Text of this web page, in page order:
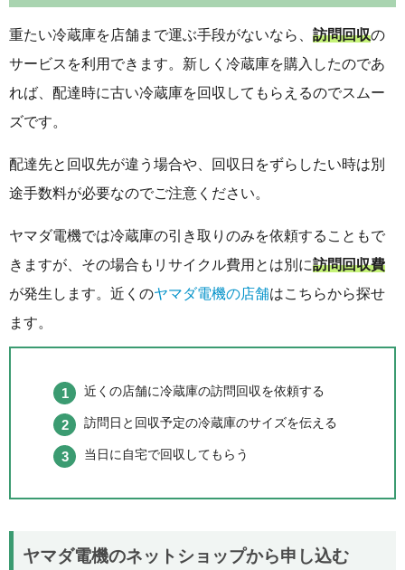
重たい冷蔵庫を店舗まで運ぶ手段がないなら、 訪問回収の
サービスを利用できます。新しく冷蔵庫を購入したのであ
れば、配達時に古い冷蔵庫を回収してもらえるのでスムー
ズです。
配達先と回収先が違う場合や、回収日をずらしたい時は別
途手数料が必要なのでご注意ください。
ヤマダ電機では冷蔵庫の引き取りのみを依頼することもで
きますが、その場合もリサイクル費用とは別に訪問回収費
が発生します。近くのヤマダ電機の店舗はこちらから探せ
ます。
近くの店舗に冷蔵庫の訪問回収を依頼する
訪問日と回収予定の冷蔵庫のサイズを伝える
当日に自宅で回収してもらう
ヤマダ電機のネットショップから申し込む